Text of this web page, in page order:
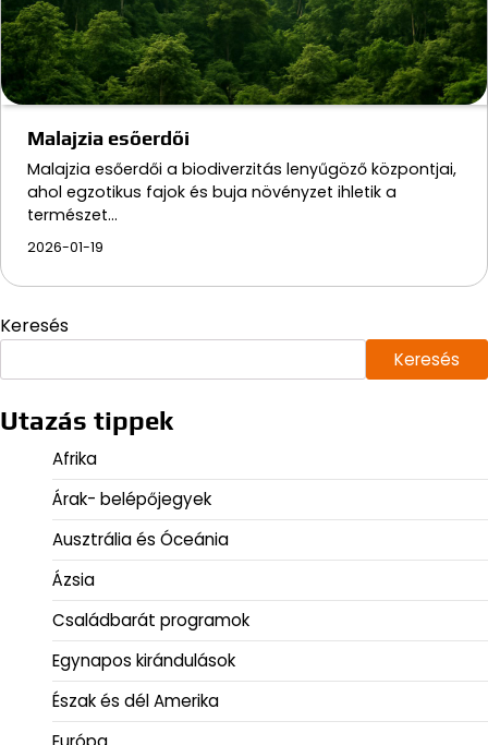
Malajzia esőerdői
Malajzia esőerdői a biodiverzitás lenyűgöző központjai,
ahol egzotikus fajok és buja növényzet ihletik a
természet…
2026-01-19
Keresés
Keresés
Utazás tippek
Afrika
Árak- belépőjegyek
Ausztrália és Óceánia
Ázsia
Családbarát programok
Egynapos kirándulások
Észak és dél Amerika